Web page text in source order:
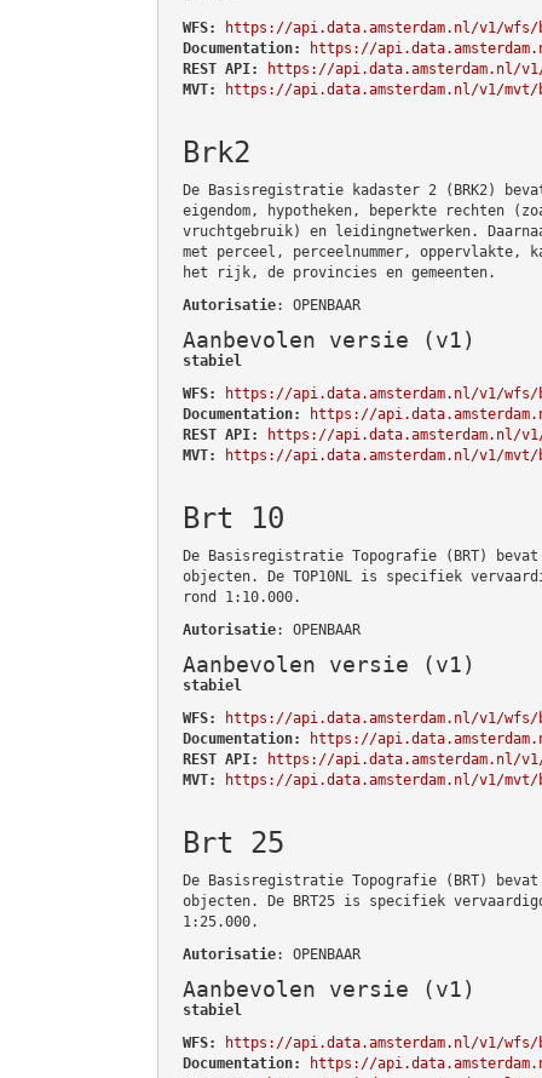
WFS:
https://api.data.amsterdam.nl/v1/wfs/
Documentation:
https://
REST API:
https://api.data.amsterdam.nl/
MVT:
https://api.data.amsterdam.nl/v1/mvt/
Brk2
De Basisregistratie kadaster 2 (BRK2)
eigendom, hypotheken, beperkte rechten
vruchtgebruik) en leidingnetwerken.
met perceel, perceelnummer, oppervlakte,
het rijk, de provincies en gemeenten.
Autorisatie: OPENBAAR
Aanbevolen versie (v1)
stabiel
WFS:
https://api.data.amsterdam.nl/v1/wfs/
Documentation:
https://
REST API:
https://api.data.amsterdam.nl/
MVT:
https://api.data.amsterdam.nl/v1/mvt/
Brt 10
De Basisregistratie Topografie (BRT)
objecten. De TOP10NL is specifiek
rond 1:10.000.
Autorisatie: OPENBAAR
Aanbevolen versie (v1)
stabiel
WFS:
https://api.data.amsterdam.nl/v1/wfs/
Documentation:
https://
REST API:
https://api.data.amsterdam.nl/
MVT:
https://api.data.amsterdam.nl/v1/mvt/
Brt 25
De Basisregistratie Topografie (BRT)
objecten. De BRT25 is specifiek
1:25.000.
Autorisatie: OPENBAAR
Aanbevolen versie (v1)
stabiel
WFS:
https://api.data.amsterdam.nl/v1/wfs/
Documentation:
https://